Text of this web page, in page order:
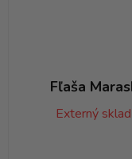
Fľaša
Externý